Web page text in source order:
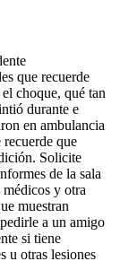
que recuerde
choque, qué tan
durante e
en ambulancia
que
Solicite
de la sala
y otra
muestran
a un amigo
si tiene
u otras lesiones